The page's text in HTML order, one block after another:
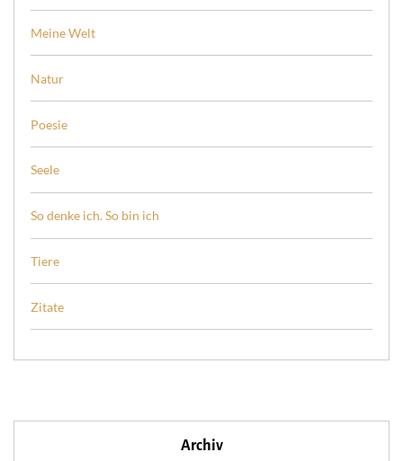
Meine Welt
Natur
Poesie
Seele
So denke ich. So bin ich
Tiere
Zitate
Archiv